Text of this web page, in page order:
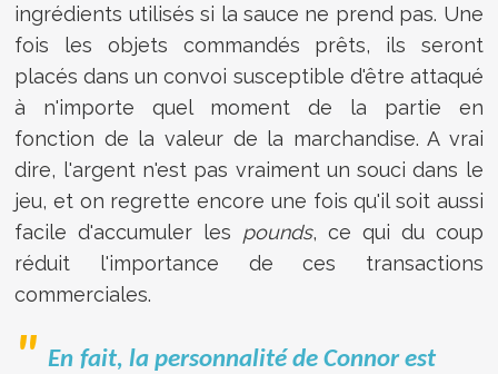
ingrédients utilisés si la sauce ne prend pas. Une
fois les objets commandés prêts, ils seront
placés dans un convoi susceptible d'être attaqué
à n'importe quel moment de la partie en
fonction de la valeur de la marchandise. A vrai
dire, l'argent n'est pas vraiment un souci dans le
jeu, et on regrette encore une fois qu'il soit aussi
facile d'accumuler les pounds, ce qui du coup
réduit l'importance de ces transactions
commerciales.
En fait, la personnalité de Connor est